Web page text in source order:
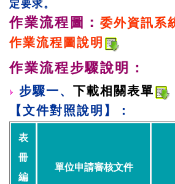
定要求。
作業流程圖： 委外資訊系
作業流程圖說明
作業流程步驟說明：
步驟一、
下載相關表單
【文件對照說明】：
表
冊
編
單位申請審核文件